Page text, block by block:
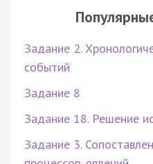
Задание 2.
событий
Задание 8
Задание 18. Решение
Задание 3.